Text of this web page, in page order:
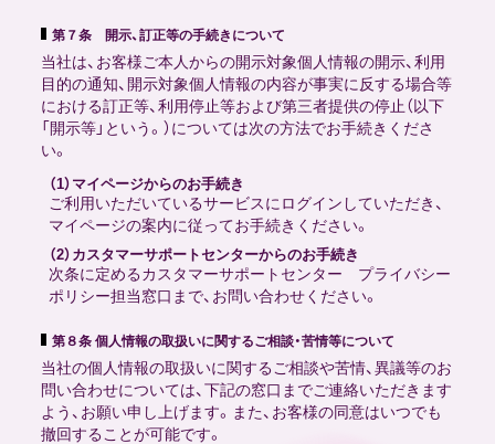
第７条 開示、訂正等の手続きについて
当社は、お客様ご本人からの開示対象個人情報の開示、利用
目的の通知、開示対象個人情報の内容が事実に反する場合等
における訂正等、利用停止等および第三者提供の停止（以下
「開示等」という。）については次の方法でお手続きくださ
い。
（1）マイページからのお手続き
ご利用いただいているサービスにログインしていただき、
マイページの案内に従ってお手続きください。
（2）カスタマーサポートセンターからのお手続き
次条に定めるカスタマーサポートセンター プライバシー
ポリシー担当窓口まで、お問い合わせください。
第８条 個人情報の取扱いに関するご相談・苦情等について
当社の個人情報の取扱いに関するご相談や苦情、異議等のお
問い合わせについては、下記の窓口までご連絡いただきます
よう、お願い申し上げます。また、お客様の同意はいつでも
撤回することが可能です。